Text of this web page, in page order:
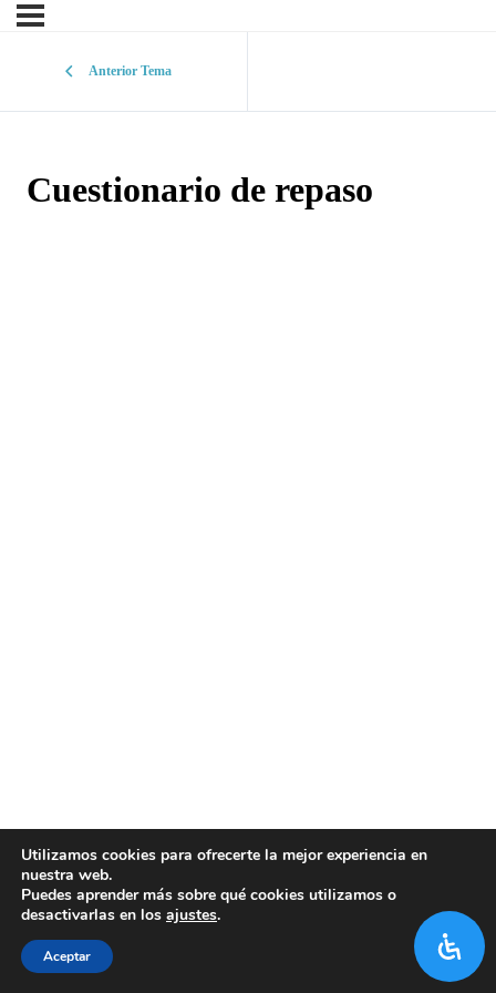
Anterior Tema
Cuestionario de repaso
Utilizamos cookies para ofrecerte la mejor experiencia en
nuestra web.
Puedes aprender más sobre qué cookies utilizamos o
desactivarlas en los ajustes.
Aceptar